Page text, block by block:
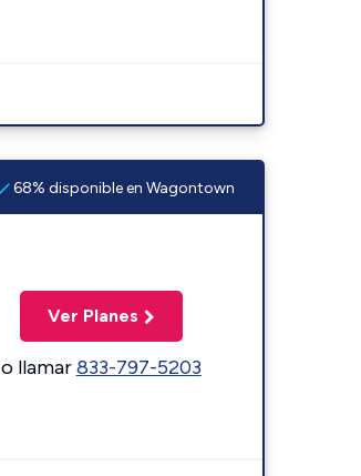
68% disponible en Wagontown
Ver Planes
o llamar833-797-5203